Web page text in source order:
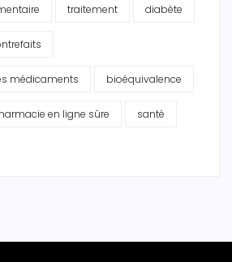
traitement diabète
médicaments bioéquivalence
en ligne sûre santé